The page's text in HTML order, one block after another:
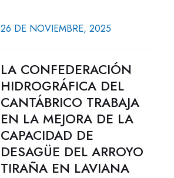
26 DE NOVIEMBRE, 2025
LA CONFEDERACIÓN
HIDROGRÁFICA DEL
CANTÁBRICO TRABAJA
EN LA MEJORA DE LA
CAPACIDAD DE
DESAGÜE DEL ARROYO
TIRAÑA EN LAVIANA